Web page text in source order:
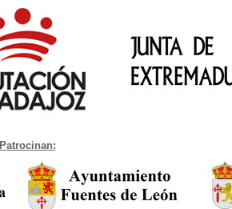
Patrocinan: